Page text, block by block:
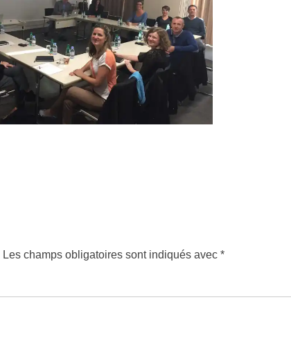
Les champs obligatoires sont indiqués avec*